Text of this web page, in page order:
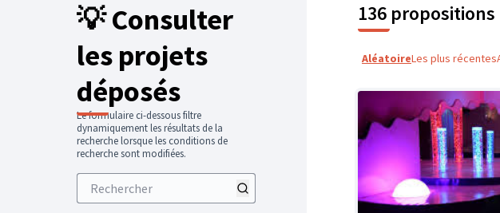
💡 Consulter
les projets
déposés
Le formulaire ci-dessous filtre
dynamiquement les résultats de la
recherche lorsque les conditions de
recherche sont modifiées.
136 propositions
AléatoireLes plus récentes